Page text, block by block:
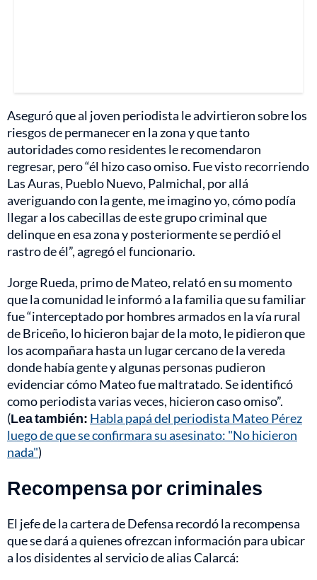
Aseguró que al joven periodista le advirtieron sobre los
riesgos de permanecer en la zona y que tanto
autoridades como residentes le recomendaron
regresar, pero “él hizo caso omiso. Fue visto recorriendo
Las Auras, Pueblo Nuevo, Palmichal, por allá
averiguando con la gente, me imagino yo, cómo podía
llegar a los cabecillas de este grupo criminal que
delinque en esa zona y posteriormente se perdió el
rastro de él”, agregó el funcionario.
Jorge Rueda, primo de Mateo, relató en su momento
que la comunidad le informó a la familia que su familiar
fue “interceptado por hombres armados en la vía rural
de Briceño, lo hicieron bajar de la moto, le pidieron que
los acompañara hasta un lugar cercano de la vereda
donde había gente y algunas personas pudieron
evidenciar cómo Mateo fue maltratado. Se identificó
como periodista varias veces, hicieron caso omiso”.
(Lea también: Habla papá del periodista Mateo Pérez
luego de que se confirmara su asesinato: "No hicieron
nada")
Recompensa por criminales
El jefe de la cartera de Defensa recordó la recompensa
que se dará a quienes ofrezcan información para ubicar
a los disidentes al servicio de alias Calarcá: